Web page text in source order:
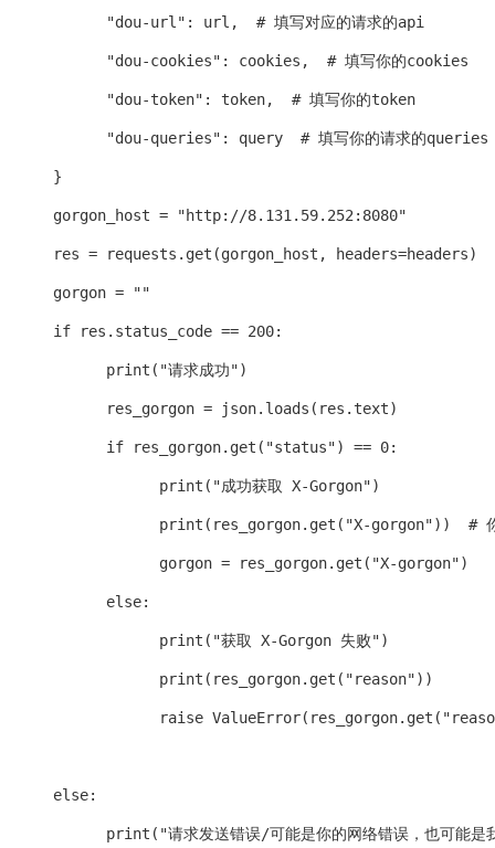
"dou-url": url,  # 填写对应的请求的api
"dou-cookies": cookies,  # 填写你的cookies
"dou-token": token,  # 填写你的token
"dou-queries": query  # 填写你的请求的queries
}
gorgon_host = "http://8.131.59.252:8080"
res = requests.get(gorgon_host, headers=headers)
gorgon = ""
if res.status_code == 200:
print("请求成功")
res_gorgon = json.loads(res.text)
if res_gorgon.get("status") == 0:
print("成功获取 X-Gorgon")
print(res_gorgon.get("X-gorgon"))  # 你就可
gorgon = res_gorgon.get("X-gorgon")
else:
print("获取 X-Gorgon 失败")
print(res_gorgon.get("reason"))
raise
else:
print("请求发送错误/可能是你的网络错误，也可能是我的